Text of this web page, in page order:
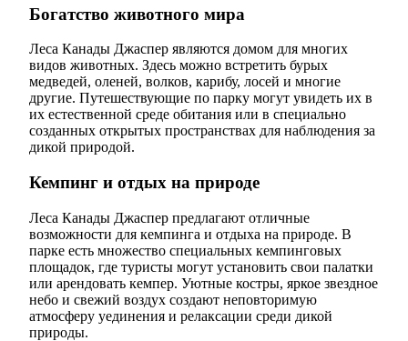
Богатство животного мира
Леса Канады Джаспер являются домом для многих
видов животных. Здесь можно встретить бурых
медведей, оленей, волков, карибу, лосей и многие
другие. Путешествующие по парку могут увидеть их в
их естественной среде обитания или в специально
созданных открытых пространствах для наблюдения за
дикой природой.
Кемпинг и отдых на природе
Леса Канады Джаспер предлагают отличные
возможности для кемпинга и отдыха на природе. В
парке есть множество специальных кемпинговых
площадок, где туристы могут установить свои палатки
или арендовать кемпер. Уютные костры, яркое звездное
небо и свежий воздух создают неповторимую
атмосферу уединения и релаксации среди дикой
природы.